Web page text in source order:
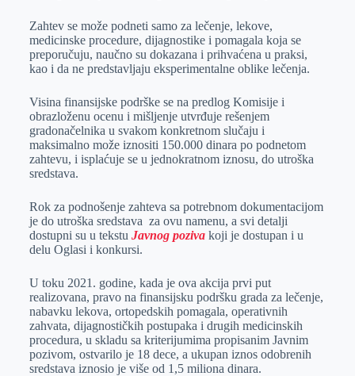
Zahtev se može podneti samo za lečenje, lekove,
medicinske procedure, dijagnostike i pomagala koja se
preporučuju, naučno su dokazana i prihvaćena u praksi,
kao i da ne predstavljaju eksperimentalne oblike lečenja.
Visina finansijske podrške se na predlog Komisije i
obrazloženu ocenu i mišljenje utvrđuje rešenjem
gradonačelnika u svakom konkretnom slučaju i
maksimalno može iznositi 150.000 dinara po podnetom
zahtevu, i isplaćuje se u jednokratnom iznosu, do utroška
sredstava.
Rok za podnošenje zahteva sa potrebnom dokumentacijom
je do utroška sredstava za ovu namenu, a svi detalji
dostupni su u tekstu Javnog pozivakoji je dostupan i u
delu Oglasi i konkursi.
U toku 2021. godine, kada je ova akcija prvi put
realizovana, pravo na finansijsku podršku grada za lečenje,
nabavku lekova, ortopedskih pomagala, operativnih
zahvata, dijagnostičkih postupaka i drugih medicinskih
procedura, u skladu sa kriterijumima propisanim Javnim
pozivom, ostvarilo je 18 dece, a ukupan iznos odobrenih
sredstava iznosio je više od 1,5 miliona dinara.